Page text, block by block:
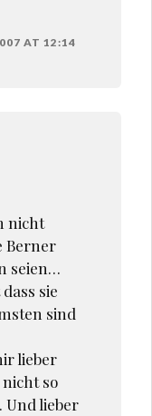
AT 12:14
nicht
Berner
seien…
sie
sind
lieber
so
Und lieber